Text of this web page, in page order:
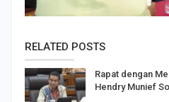
RELATED POSTS
Rapat dengan
Hendry Munief